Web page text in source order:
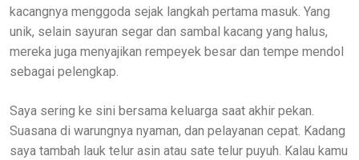
kacangnya menggoda sejak langkah pertama masuk. Yang
unik, selain sayuran segar dan sambal kacang yang halus,
mereka juga menyajikan rempeyek besar dan tempe mendol
sebagai pelengkap.
Saya sering ke sini bersama keluarga saat akhir pekan.
Suasana di warungnya nyaman, dan pelayanan cepat. Kadang
saya tambah lauk telur asin atau sate telur puyuh. Kalau kamu